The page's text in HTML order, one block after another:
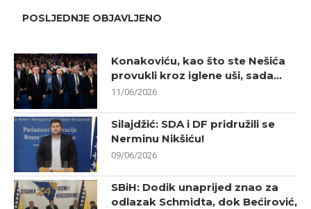
POSLJEDNJE OBJAVLJENO
Konakoviću, kao što ste Nešića
provukli kroz iglene uši, sada...
11/06/2026
Silajdžić: SDA i DF pridružili se
Nerminu Nikšiću!
09/06/2026
SBiH: Dodik unaprijed znao za
odlazak Schmidta, dok Bećirović,